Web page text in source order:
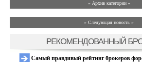
» Архив категории «
» Следующая новость »
РЕКОМЕНДОВАННЫЙ
Самый правдивый рейтинг брокеров